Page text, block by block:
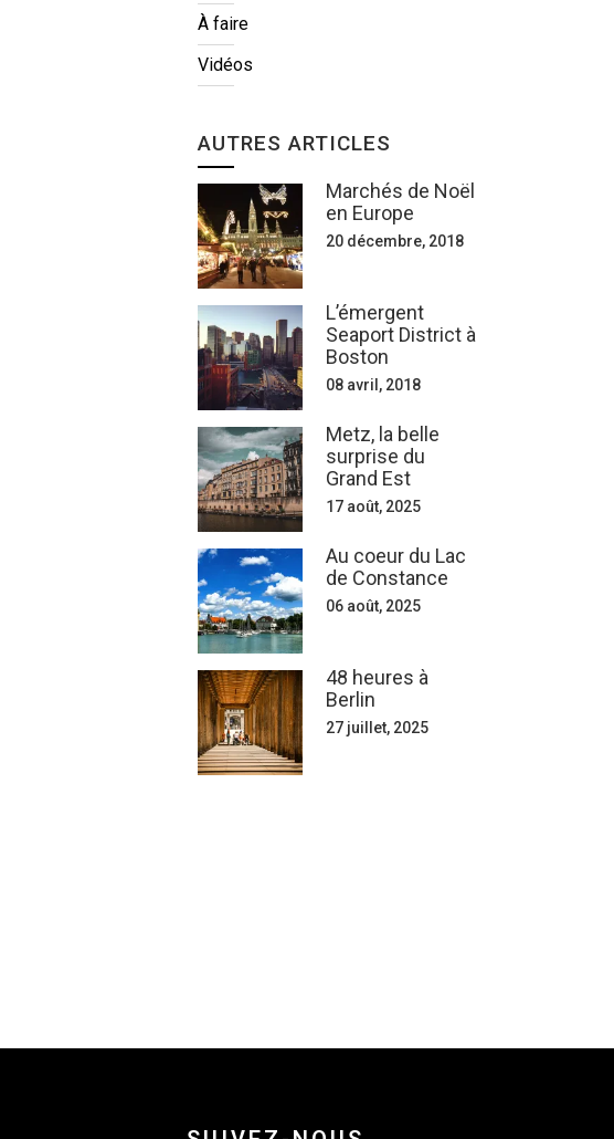
À faire
Vidéos
AUTRES ARTICLES
Marchés de Noël
en Europe
20 décembre, 2018
L’émergent
Seaport District à
Boston
08 avril, 2018
Metz, la belle
surprise du
Grand Est
17 août, 2025
Au coeur du Lac
de Constance
06 août, 2025
48 heures à
Berlin
27 juillet, 2025